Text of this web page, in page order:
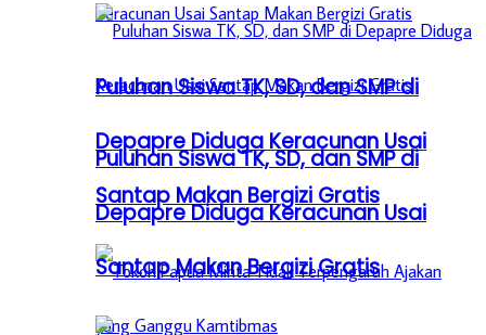
Puluhan Siswa TK, SD, dan SMP di
Depapre Diduga Keracunan Usai
Santap Makan Bergizi Gratis
Puluhan Siswa TK, SD, dan SMP di
Depapre Diduga Keracunan Usai
Santap Makan Bergizi Gratis